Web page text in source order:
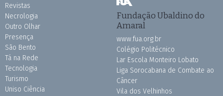
Revistas
Necrologia
Outro Olhar
Presença
São Bento
Tá na Rede
Tecnologia
Turismo
Uniso Ciência
Fundação Ubaldino do
Amaral
www.fua.org.br
Colégio Politécnico
Lar Escola Monteiro Lobato
Liga Sorocabana de Combate ao
Câncer
Vila dos Velhinhos